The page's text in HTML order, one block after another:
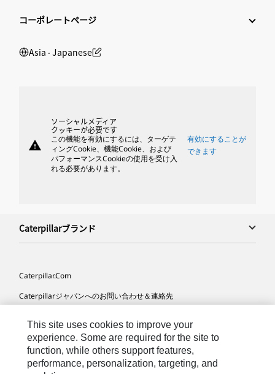
コーポレートページ
Asia ‧ Japanese
warning
ソーシャルメディア
クッキーが必要です
この機能を有効にするには、ターゲテ
ィングCookie、機能Cookie、および
パフォーマンスCookieの使用を受け入
れる必要があります。
有効にすることが
できます
Caterpillarブランド
Caterpillar.com
Caterpillarジャパンへのお問い合わせ＆連絡先
サイト･マップ
Cookie Settings
This site uses cookies to improve your
experience. Some are required for the site to
function, while others support features,
performance, personalization, targeting, and